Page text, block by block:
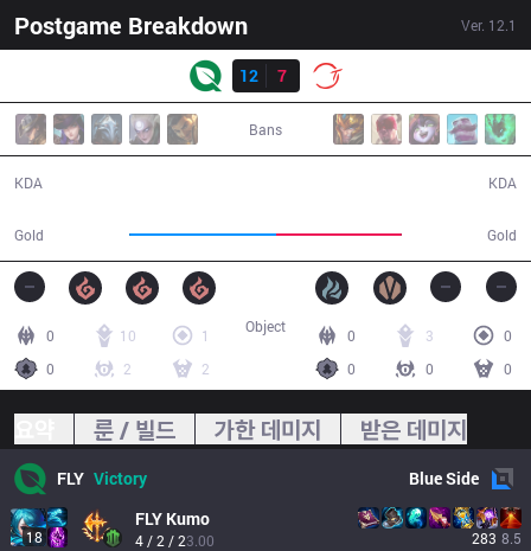
Postgame Breakdown Ver. 12.1
12
7
Bans
KDA
Gold Gold
KDA
0 10
1
0
2 2
0 3
0
0
0 0
Object
룬 / 빌드 가한 데미지 받은 데미지
FLY Victory BlueSide
18
FLY Kumo
4 / 2 / 23.00 283 8.5